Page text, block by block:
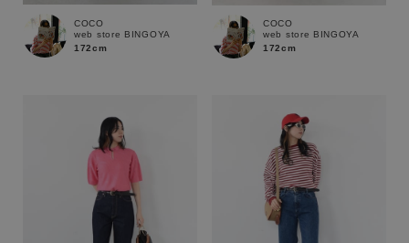
キーワード
MENS KIDS
COCO
web store BINGOYA
172cm
COCO
web store BINGOYA
172cm